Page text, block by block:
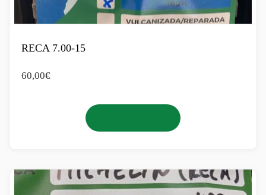
RECA 7.00-15
60,00€